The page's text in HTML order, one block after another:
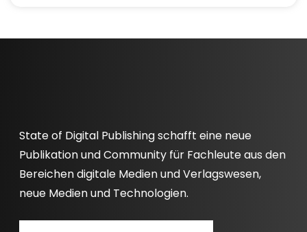
State of Digital Publishing schafft eine neue
Publikation und Community für Fachleute aus den
Bereichen digitale Medien und Verlagswesen,
neue Medien und Technologien.